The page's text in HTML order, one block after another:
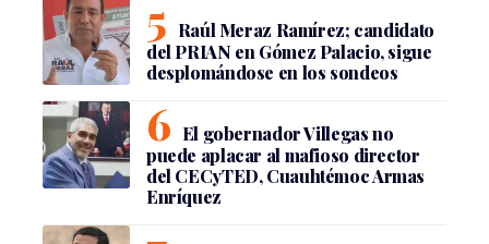
Raúl Meraz Ramírez; candidato
del PRIAN en Gómez Palacio, sigue
desplomándose en los sondeos
El gobernador Villegas no
puede aplacar al mafioso director
del CECyTED, Cuauhtémoc Armas
Enríquez